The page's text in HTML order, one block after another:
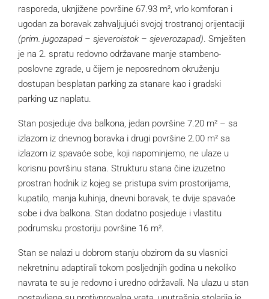
rasporeda, uknjižene površine 67.93 m², vrlo komforan i
ugodan za boravak zahvaljujući svojoj trostranoj orijentaciji
(prim. jugozapad – sjeveroistok – sjeverozapad) . Smješten
je na 2. spratu redovno održavane manje stambeno-
poslovne zgrade, u čijem je neposrednom okruženju
dostupan besplatan parking za stanare kao i gradski
parking uz naplatu.
Stan posjeduje dva balkona, jedan površine 7.20 m² – sa
izlazom iz dnevnog boravka i drugi površine 2.00 m² sa
izlazom iz spavaće sobe, koji napominjemo, ne ulaze u
korisnu površinu stana. Strukturu stana čine izuzetno
prostran hodnik iz kojeg se pristupa svim prostorijama,
kupatilo, manja kuhinja, dnevni boravak, te dvije spavaće
sobe i dva balkona. Stan dodatno posjeduje i vlastitu
podrumsku prostoriju površine 16 m².
Stan se nalazi u dobrom stanju obzirom da su vlasnici
nekretninu adaptirali tokom posljednjih godina u nekoliko
navrata te su je redovno i uredno održavali. Na ulazu u stan